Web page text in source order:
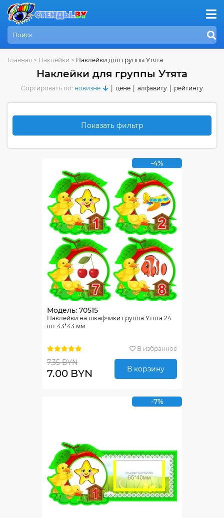
Главная > Наклейки > Наклейки для группы Утята
Наклейки для группы Утята
Сортировать по: новизне цене алфавиту рейтингу
Показать фильтр
-4%
Модель: 70515
Наклейки на шкафчики группа Утята 24
шт 43*43 мм
В избранное
7.35 BYN
7.00 BYN В корзину
-7%